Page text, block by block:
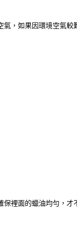
，如果因環境空氣
裡面的蠟油均勻，